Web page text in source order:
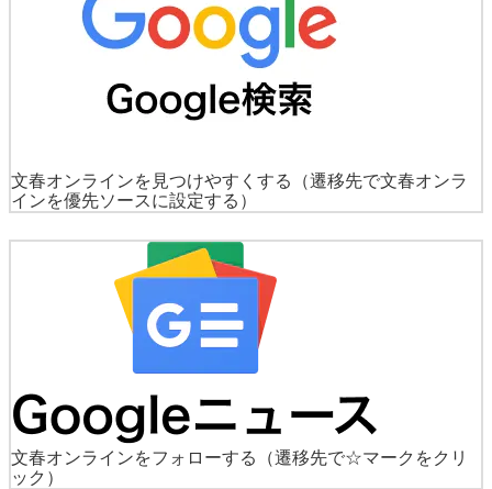
文春オンラインを見つけやすくする
（遷移先で文春オンラ
インを優先ソースに設定する）
文春オンラインをフォローする
（遷移先で☆マークをクリ
ック）